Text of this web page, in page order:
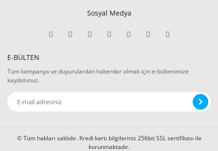
Sosyal Medya
E-BÜLTEN
Tüm kampanya ve duyurulardan haberdar olmak için e-bültenimize
kaydolunuz.
© Tüm hakları saklıdır. Kredi kartı bilgileriniz 256bit SSL sertifikası ile
korunmaktadır.